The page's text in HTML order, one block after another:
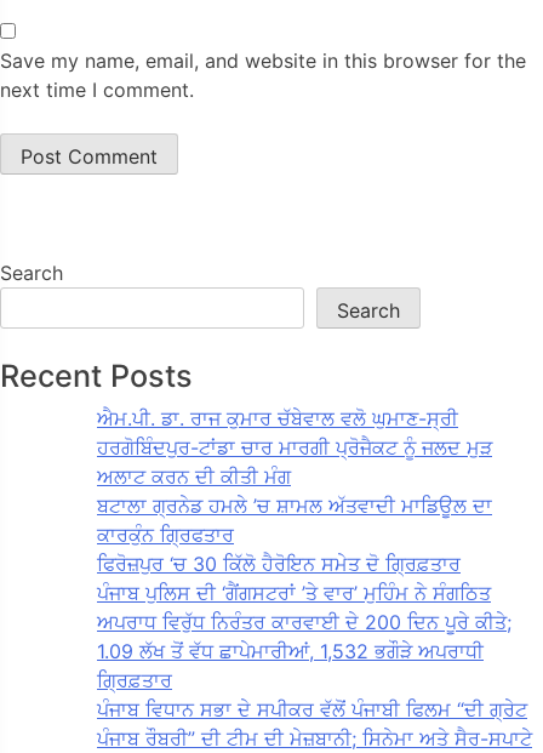
Save my name, email, and website in this browser for the
next time I comment.
Search
Search
Recent Posts
ਐਮ.ਪੀ. ਡਾ. ਰਾਜ ਕੁਮਾਰ ਚੱਬੇਵਾਲ ਵਲੋ ਘੁਮਾਣ-ਸ੍ਰੀ
ਹਰਗੋਬਿੰਦਪੁਰ-ਟਾਂਡਾ ਚਾਰ ਮਾਰਗੀ ਪ੍ਰੋਜੈਕਟ ਨੂੰ ਜਲਦ ਮੁੜ
ਅਲਾਟ ਕਰਨ ਦੀ ਕੀਤੀ ਮੰਗ
ਬਟਾਲਾ ਗ੍ਰਨੇਡ ਹਮਲੇ ’ਚ ਸ਼ਾਮਲ ਅੱਤਵਾਦੀ ਮਾਡਿਊਲ ਦਾ
ਕਾਰਕੁੰਨ ਗ੍ਰਿਫਤਾਰ
ਫਿਰੋਜ਼ਪੁਰ ‘ਚ 30 ਕਿੱਲੋ ਹੈਰੋਇਨ ਸਮੇਤ ਦੋ ਗ੍ਰਿਫ਼ਤਾਰ
ਪੰਜਾਬ ਪੁਲਿਸ ਦੀ ‘ਗੈਂਗਸਟਰਾਂ ’ਤੇ ਵਾਰ’ ਮੁਹਿੰਮ ਨੇ ਸੰਗਠਿਤ
ਅਪਰਾਧ ਵਿਰੁੱਧ ਨਿਰੰਤਰ ਕਾਰਵਾਈ ਦੇ 200 ਦਿਨ ਪੂਰੇ ਕੀਤੇ;
1.09 ਲੱਖ ਤੋਂ ਵੱਧ ਛਾਪੇਮਾਰੀਆਂ, 1,532 ਭਗੌੜੇ ਅਪਰਾਧੀ
ਗ੍ਰਿਫ਼ਤਾਰ
ਪੰਜਾਬ ਵਿਧਾਨ ਸਭਾ ਦੇ ਸਪੀਕਰ ਵੱਲੋਂ ਪੰਜਾਬੀ ਫਿਲਮ “ਦੀ ਗ੍ਰੇਟ
ਪੰਜਾਬ ਰੌਬਰੀ” ਦੀ ਟੀਮ ਦੀ ਮੇਜ਼ਬਾਨੀ; ਸਿਨੇਮਾ ਅਤੇ ਸੈਰ-ਸਪਾਟੇ